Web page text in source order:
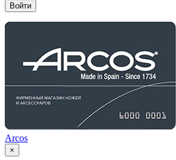
Войти
Arcos
×